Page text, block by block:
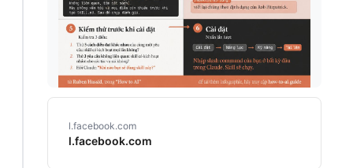
l.facebook.com
l.facebook.com